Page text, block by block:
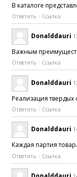
В каталоге
Ответить Ссылка
Donalddauri
Важным
Ответить Ссылка
Donalddauri
Реализация
Ответить Ссылка
Donalddauri
Каждая партия
Ответить Ссылка